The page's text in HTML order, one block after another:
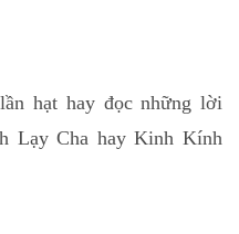
hạt hay đọc những lời
Lạy Cha hay Kinh Kính